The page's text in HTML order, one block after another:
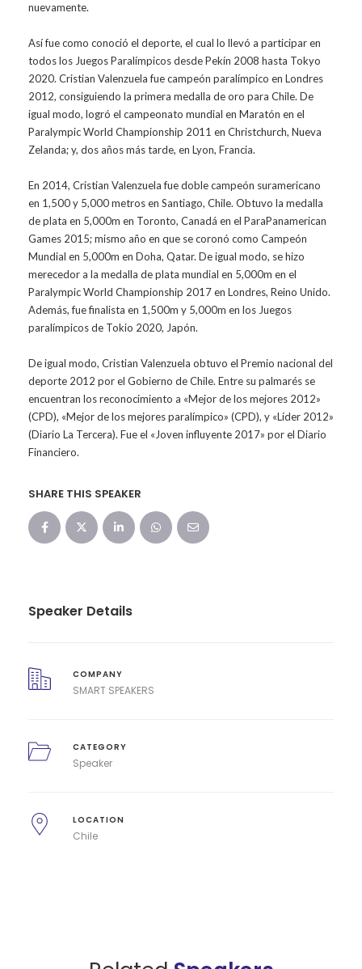
nuevamente.
Así fue como conoció el deporte, el cual lo llevó a participar en
todos los Juegos Paralímpicos desde Pekín 2008 hasta Tokyo
2020. Cristian Valenzuela fue campeón paralímpico en Londres
2012, consiguiendo la primera medalla de oro para Chile. De
igual modo, logró el campeonato mundial en Maratón en el
Paralympic World Championship 2011 en Christchurch, Nueva
Zelanda; y, dos años más tarde, en Lyon, Francia.
En 2014, Cristian Valenzuela fue doble campeón suramericano
en 1,500 y 5,000 metros en Santiago, Chile. Obtuvo la medalla
de plata en 5,000m en Toronto, Canadá en el ParaPanamerican
Games 2015; mismo año en que se coronó como Campeón
Mundial en 5,000m en Doha, Qatar. De igual modo, se hizo
merecedor a la medalla de plata mundial en 5,000m en el
Paralympic World Championship 2017 en Londres, Reino Unido.
Además, fue finalista en 1,500m y 5,000m en los Juegos
paralímpicos de Tokio 2020, Japón.
De igual modo, Cristian Valenzuela obtuvo el Premio nacional del
deporte 2012 por el Gobierno de Chile. Entre su palmarés se
encuentran los reconocimiento a «Mejor de los mejores 2012»
(CPD), «Mejor de los mejores paralímpico» (CPD), y «Líder 2012»
(Diario La Tercera). Fue el «Joven influyente 2017» por el Diario
Financiero.
SHARE THIS SPEAKER
Speaker Details
COMPANY
SMART SPEAKERS
CATEGORY
Speaker
LOCATION
Chile